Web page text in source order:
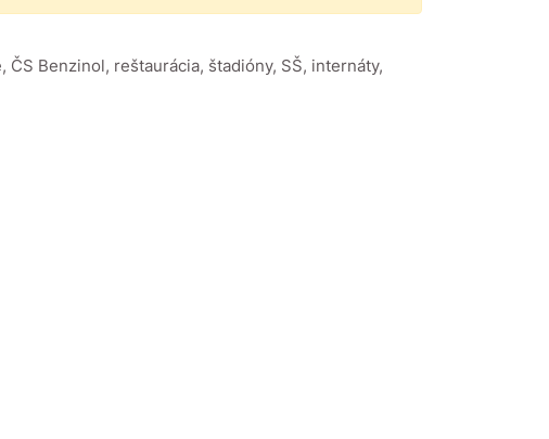
Benzinol, reštaurácia, štadióny, SŠ, internáty,